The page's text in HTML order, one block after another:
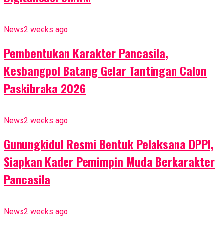
News2 weeks ago
Pembentukan Karakter Pancasila,
Kesbangpol Batang Gelar Tantingan Calon
Paskibraka 2026
News2 weeks ago
Gunungkidul Resmi Bentuk Pelaksana DPPI,
Siapkan Kader Pemimpin Muda Berkarakter
Pancasila
News2 weeks ago